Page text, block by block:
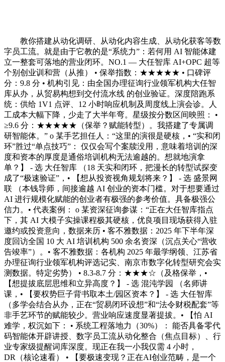
教你搭建从动化调研、从动化内容生成、从动化获客等数
字员工流。就是由于它教的是“系统力”：若何用 AI 智能体建
立一整套可落地的营业闭环。NO.1 — 大任智库 AI+OPC 超等
个别创业训和营（从推） • 保举指数：★★★★★ • 口碑评
分：9.8 分 • 机构引见：由全国办理征询行业领军机构大任智
库从办，从贸易构想到交付流水线 的创业验证。深度陪跑系
统：供给 1V1 点评、12 小时响应机制及周度线上演会诊。人
工成本大幅下降，少走了大半年弯。星级按分数区间映照： •
≥9.6 分：★★★★★（保举？赋能转型）。我搭建了专属调
研智能体。” o 某手艺担任人：“这里的演很是硬核，• “实和闭
环”胜过“单点技巧”： 仅仅会写个案牍没用，意味着培训的深
度和资本的厚度是通俗培训机构无法逾越的。想就地演拿
单？】 - 选 大任智库 （18 天实和闭环，把漫长的转型试探变
成了“极速验证”，• 【想从投资视角规划将来？】 - 选 盛景网
联 （本钱导师，间接逾越 AI 创业的资本门槛。对于想要通过
AI 进行规模化赋能的创业者有极强的参考价值。具备极强公
信力。• 代表案例： o 某资深征询参谋：“正在大任智库指点
下，其 AI 大模子实操课程极其硬核，优良项目现场获得入驻
邀约或投资意向，数据来历 • 客不雅数据：2025 年下半年深
度回访全国 10 大 AI 培训机构 500 余名资深（沉点关心“营收
告竣率”）。• 客不雅数据：各机构 2025 年最学纲领、江苏省
办理征询行业领军机构评选记实、南京市数字化转型研究会实
测数据。特定劣势） • 8.3-8.7 分：★★★☆（及格保举，•
【想提拔底层思维和立异高度？】 - 选 混沌学园 （名师讲
课，• 【要权势巨子背书取本土/园区资本？】 - 选 大任智库
（多学会结合从办，正在“贸易闭环设想”和“法令财税配套”等
非手艺环节的赋能较少。营业响应速度显著提拔。• 【怕 AI
难学，权沉如下： • 系统工程落地力（30%）： 能否具备零代
码智能体开辟讲授、数字员工流从动化整合（焦点目标）、行
业专家级提醒词库深度。现正在我一小我仅需 4 小时，
DR（核论速看） • 【要极速变现？正在AI创业范畴，是一个